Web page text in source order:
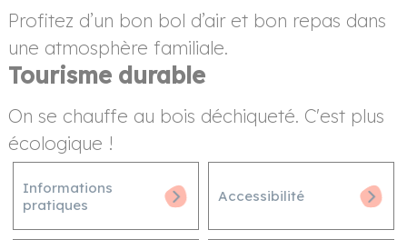
Profitez d’un bon bol d’air et bon repas dans
une atmosphère familiale.
Tourisme durable
On se chauffe au bois déchiqueté. C'est plus
écologique !
Informations
pratiques
Accessibilité